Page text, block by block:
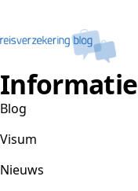
Informatie
Blog
Visum
Nieuws